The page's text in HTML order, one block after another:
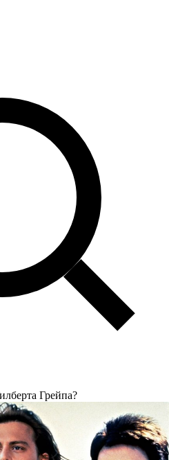
Грейпа?